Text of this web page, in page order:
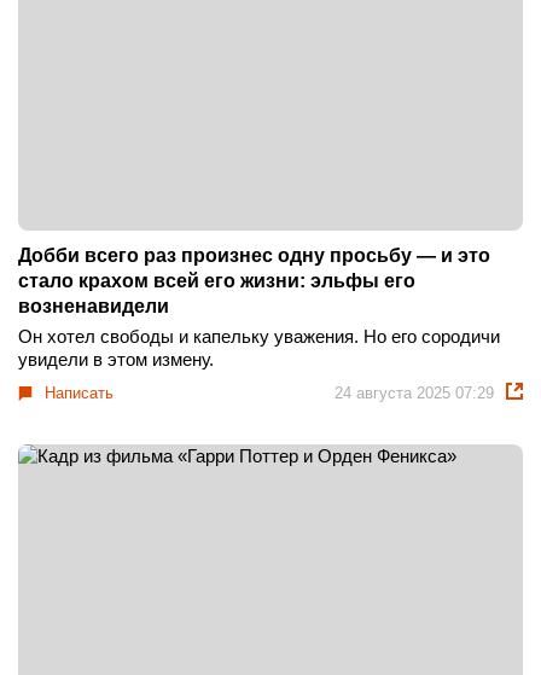
Добби всего раз произнес одну просьбу — и это
стало крахом всей его жизни: эльфы его
возненавидели
Он хотел свободы и капельку уважения. Но его сородичи
увидели в этом измену.
Написать 24 августа 2025 07:29